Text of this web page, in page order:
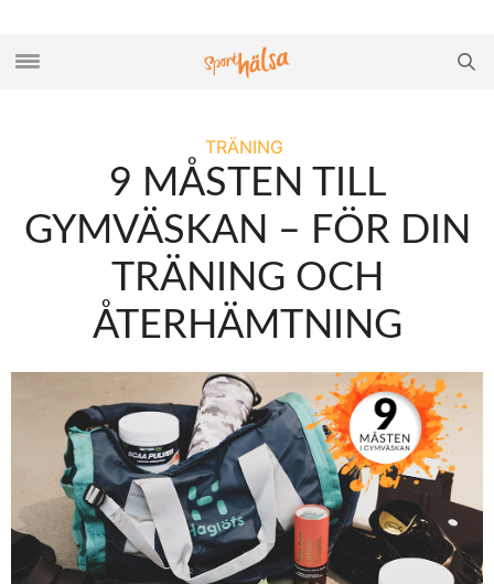
TRÄNING
9 MÅSTEN TILL
GYMVÄSKAN – FÖR DIN
TRÄNING OCH
ÅTERHÄMTNING